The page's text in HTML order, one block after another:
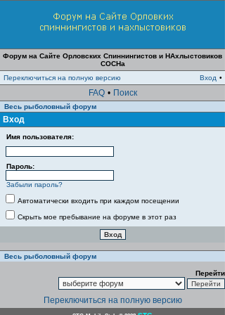
Форум на Сайте Орловских Спиннингистов и НАхлыстовиков
СОСНа
Переключиться на полную версию
Вход •
FAQ • Поиск
Весь рыболовный форум
Вход
Имя пользователя:
Пароль:
Забыли пароль?
Автоматически входить при каждом посещении
Скрыть мое пребывание на форуме в этот раз
Весь рыболовный форум
Перейти
Переключиться на полную версию